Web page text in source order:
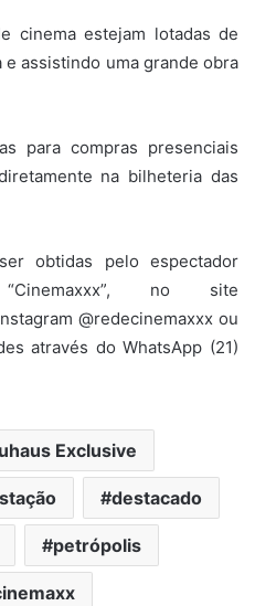
cinema estejam lotadas de
assistindo uma grande obra
para compras presenciais
na bilheteria das
obtidas pelo espectador
no site
@redecinemaxxx ou
através do WhatsApp (21)
Exclusive
destacado
petrópolis